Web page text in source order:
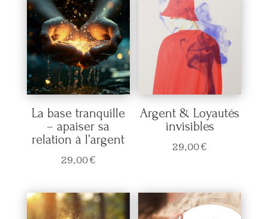
La base tranquille
– apaiser sa
relation à l’argent
29,00€
Argent & Loyautés
invisibles
29,00€